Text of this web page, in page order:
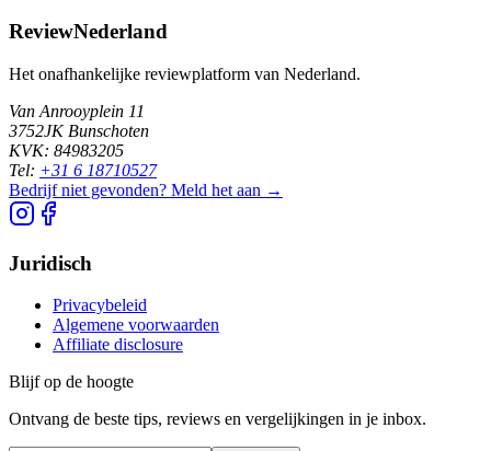
ReviewNederland
Het onafhankelijke reviewplatform van Nederland.
Van Anrooyplein 11
3752JK Bunschoten
KVK: 84983205
Tel: +31 6 18710527
Bedrijf niet gevonden? Meld het aan →
Juridisch
Privacybeleid
Algemene voorwaarden
Affiliate disclosure
Blijf op de hoogte
Ontvang de beste tips, reviews en vergelijkingen in je inbox.